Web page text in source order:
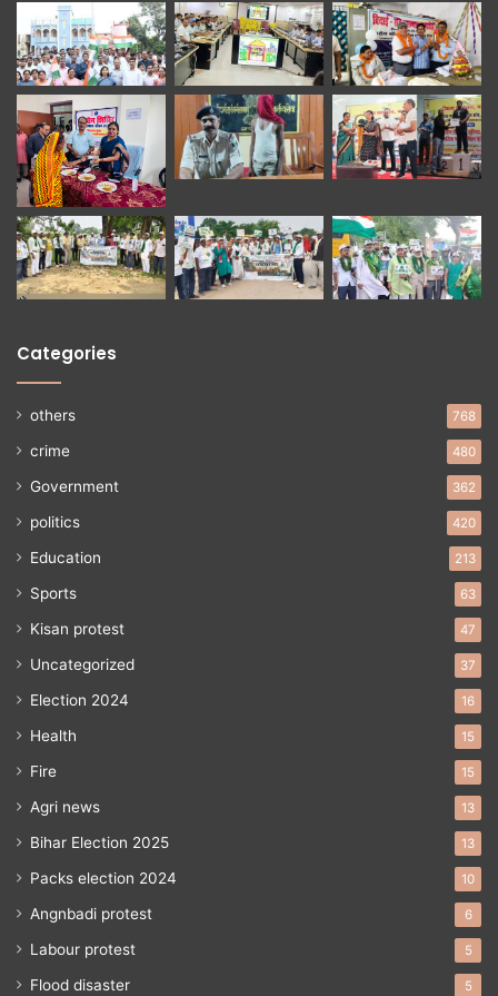
Categories
others 768
crime 480
Government 362
politics 420
Education 213
Sports 63
Kisan protest 47
Uncategorized 37
Election 2024 16
Health 15
Fire 15
Agri news 13
Bihar Election 2025 13
Packs election 2024 10
Angnbadi protest 6
Labour protest 5
Flood disaster 5